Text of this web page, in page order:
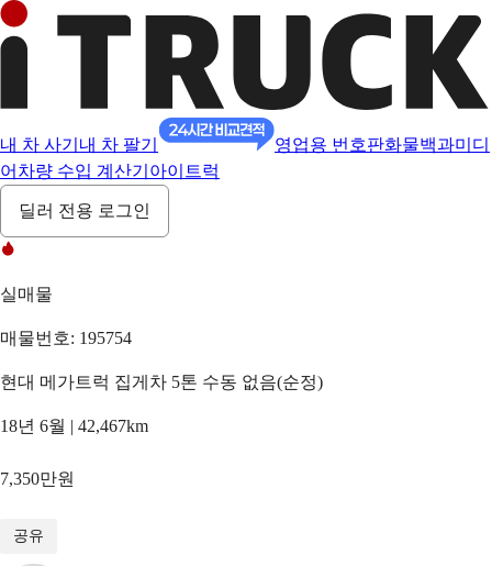
내 차 사기 내 차 팔기 영업용 번호판화물백과미디
어 차량 수입 계산기 아이트럭
딜러 전용 로그인
실매물
매물번호: 195754
현대 메가트럭 집게차 5톤 수동 없음(순정)
18년 6월 | 42,467km
7,350만원
공유
/7